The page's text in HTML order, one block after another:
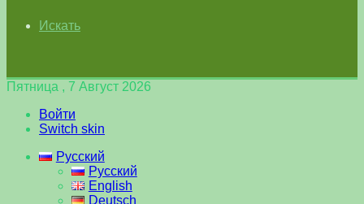
Искать
Пятница , 7 Август 2026
Войти
Switch skin
Русский
Русский
English
Deutsch